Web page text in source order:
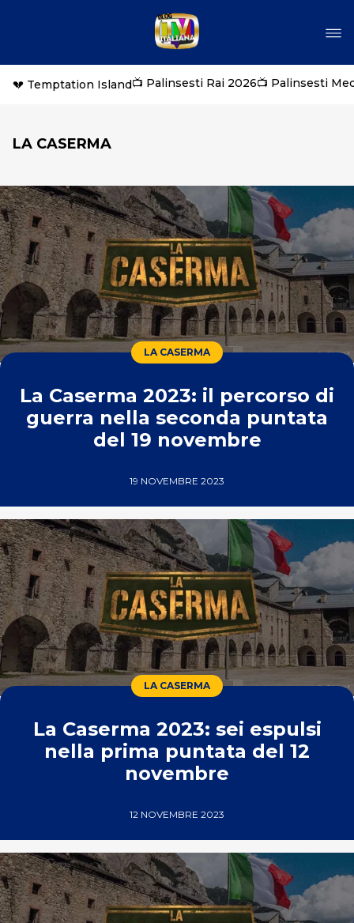
💔 Temptation Island📺 Palinsesti Rai 2026📺 Palinsesti
LA CASERMA
LA CASERMA
La Caserma 2023: il percorso di
guerra nella seconda puntata
del 19 novembre
19 NOVEMBRE 2023
LA CASERMA
La Caserma 2023: sei espulsi
nella prima puntata del 12
novembre
12 NOVEMBRE 2023